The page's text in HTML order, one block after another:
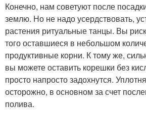
Конечно, нам советуют после
землю. Но не надо усердствовать,
растения ритуальные танцы. Вы
того оставшиеся в небольшом
продуктивные корни. К тому же,
вы можете оставить корешки без
просто напросто задохнутся.
осторожно, в основном за счет
полива.